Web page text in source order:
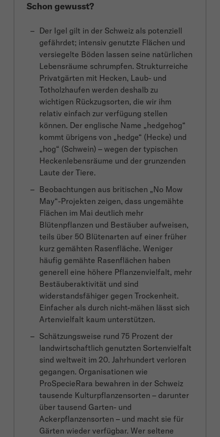
Schon gewusst?
Der Igel gilt in der Schweiz als potenziell
gefährdet; intensiv genutzte Flächen und
versiegelte Böden lassen seine natürlichen
Lebensräume schrumpfen. Strukturreiche
Privatgärten mit Hecken, Laub- und
Totholzhaufen werden deshalb zu
wichtigen Rückzugsorten, die wir ihm
relativ einfach zur verfügung stellen
können. Der englische Name „hedgehog“
kommt übrigens von „hedge“ (Hecke) und
„hog“ (Schwein) – wegen der typischen
Heckenlebensräume und der grunzenden
Laute der Tiere.
Beobachtungen aus britischen „No Mow
May“-Projekten zeigen, dass ungemähte
Flächen im Mai deutlich mehr
Blütenpflanzen und Bestäuber aufweisen,
teils über 50 Blütenarten auf einer früher
kurz gemähten Rasenfläche. Weniger
häufig gemähte Rasenflächen haben
generell eine höhere Pflanzenvielfalt, mehr
Bestäuberaktivität und sind
widerstandsfähiger gegen Trockenheit.
Einfacher als durch nicht-mähen lässt sich
Artenvielfalt kaum unterstützen.
Schätzungsweise rund 75 Prozent der
landwirtschaftlich genutzten Sortenvielfalt
sind weltweit im 20. Jahrhundert verloren
gegangen. Organisationen wie
ProSpecieRara bewahren in der Schweiz
tausende Kulturpflanzensorten – darunter
über tausend Garten- und
Ackerpflanzensorten – und macht sie für
Gärten wieder verfügbar. Wer seltene